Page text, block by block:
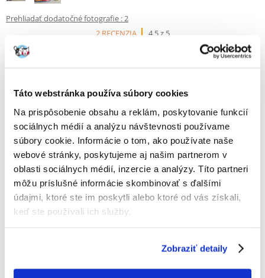
Táto webstránka používa súbory cookies
Na prispôsobenie obsahu a reklám, poskytovanie funkcií
sociálnych médií a analýzu návštevnosti používame
súbory cookie. Informácie o tom, ako používate naše
webové stránky, poskytujeme aj našim partnerom v
oblasti sociálnych médií, inzercie a analýzy. Títo partneri
môžu príslušné informácie skombinovať s ďalšími
údajmi, ktoré ste im poskytli alebo ktoré od vás získali,
keď ste používali ich služby.
Zobraziť detaily
Prehliadať dodatočné fotografie : 2
2 RECENZIA
4.5 z 5
100%
Recommend
100% ZÁKAZNÍCI ODPORÚČAJÚ TENTO PRODUKT
NAPÍSAŤ RECENZIU
Popis
Mliečne dropsy pre psov – lahodná a zdravá desiata plná